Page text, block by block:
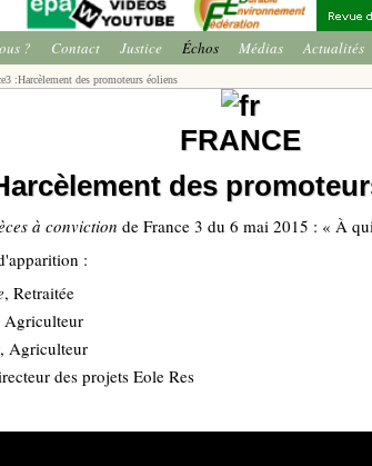
? Contact Justice Échos Médias Actualités
:Harcèlement des promoteurs éoliens
FRANCE
des
à conviction de France 3 du 6 mai 2015 : « À
:
, Retraitée
Agriculteur
, Agriculteur
des projets Eole Res